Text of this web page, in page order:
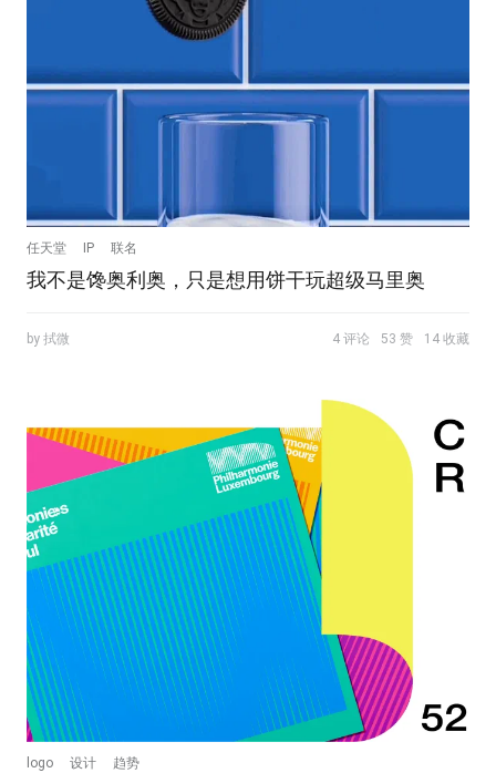
任天堂 IP 联名
我不是馋奥利奥，只是想用饼干玩超级马里奥
by 拭微 4 评论 53 赞 14 收藏
logo 设计 趋势